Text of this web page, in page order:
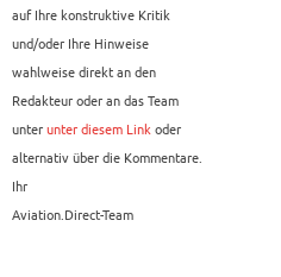
auf Ihre konstruktive Kritik
und/oder Ihre Hinweise
wahlweise direkt an den
Redakteur oder an das Team
unterunter diesem Linkoder
alternativ über die Kommentare.
Ihr
Aviation.Direct-Team